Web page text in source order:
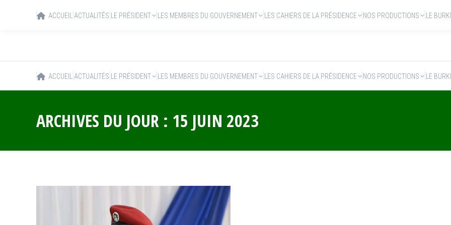
ACCUEIL ACTUALITÉS LE PRÉSIDENT LES MEMBRES DU GOUVERNEMENT LES CAHIERS DE LA PRÉSIDENCE NOS PRODUCTIONS LE
ARCHIVES DU JOUR : 15 JUIN 2023
ACCUEIL ACTUALITÉS LE PRÉSIDENT LES MEMBRES DU GOUVERNEMENT LES CAHIERS DE LA PRÉSIDENCE NOS PRODUCTIONS LE